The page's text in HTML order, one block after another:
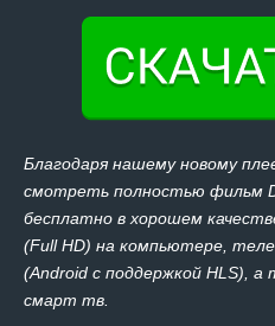
Благодаря нашему новому
смотреть полностью фильм
бесплатно в хорошем
(Full HD) на компьютере,
(Android с поддержкой HLS), а
смарт тв.